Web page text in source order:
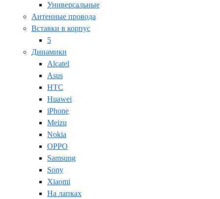
Универсальные
Антенные провода
Вставки в корпус
5
Динамики
Alcatel
Asus
HTC
Huawei
iPhone
Meizu
Nokia
OPPO
Samsung
Sony
Xiaomi
На лапках